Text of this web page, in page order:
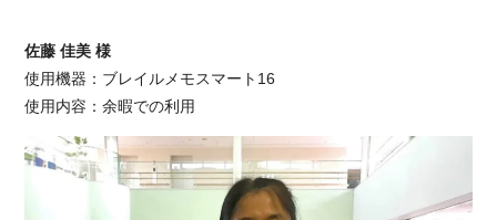
佐藤 佳美 様
使用機器：ブレイルメモスマート16
使用内容：余暇での利用